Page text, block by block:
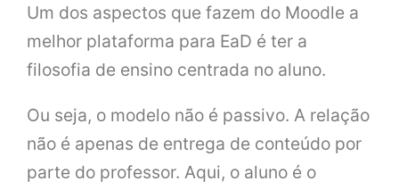
Um dos aspectos que fazem do Moodle a
melhor plataforma para EaD é ter a
filosofia de ensino centrada no aluno.
Ou seja, o modelo não é passivo. A relação
não é apenas de entrega de conteúdo por
parte do professor. Aqui, o aluno é o